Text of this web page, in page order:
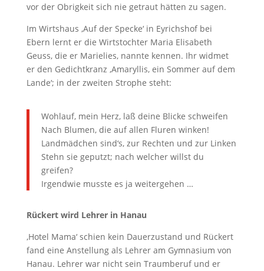
vor der Obrigkeit sich nie getraut hätten zu sagen.
Im Wirtshaus ‚Auf der Specke‘ in Eyrichshof bei
Ebern lernt er die Wirtstochter Maria Elisabeth
Geuss, die er Marielies, nannte kennen. Ihr widmet
er den Gedichtkranz ‚Amaryllis, ein Sommer auf dem
Lande‘; in der zweiten Strophe steht:
Wohlauf, mein Herz, laß deine Blicke schweifen
Nach Blumen, die auf allen Fluren winken!
Landmädchen sind‘s, zur Rechten und zur Linken
Stehn sie geputzt; nach welcher willst du
greifen?
Irgendwie musste es ja weitergehen …
Rückert wird Lehrer in Hanau
‚Hotel Mama‘ schien kein Dauerzustand und Rückert
fand eine Anstellung als Lehrer am Gymnasium von
Hanau. Lehrer war nicht sein Traumberuf und er